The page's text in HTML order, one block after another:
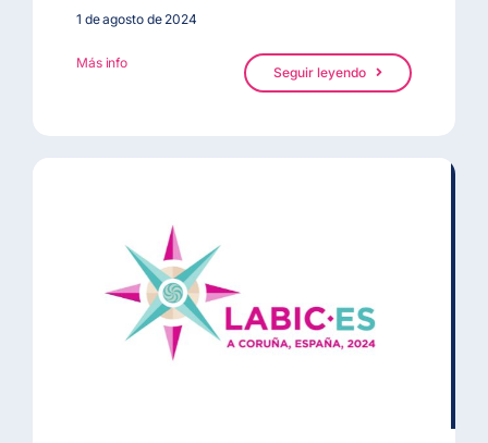
1 de agosto de 2024
Más info
Seguir leyendo